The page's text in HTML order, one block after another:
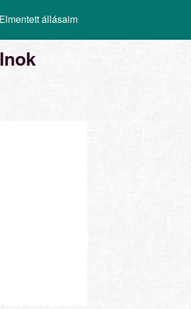
Elmentett állásaim